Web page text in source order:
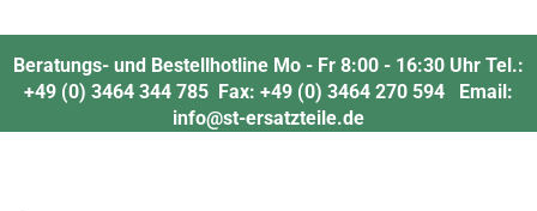
Beratungs- und Bestellhotline Mo - Fr 8:00 - 16:30 Uhr Tel.:
+49 (0) 3464 344 785 Fax: +49 (0) 3464 270 594 Email:
info@st-ersatzteile.de